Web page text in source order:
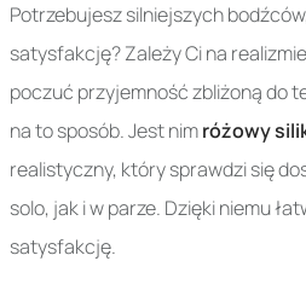
Potrzebujesz silniejszych
satysfakcję? Zależy Ci na
poczuć przyjemność zbliżoną do
na to sposób. Jest nimróżowy
realistyczny, który sprawdzi się
solo, jak i w parze. Dzięki niemu
satysfakcję.